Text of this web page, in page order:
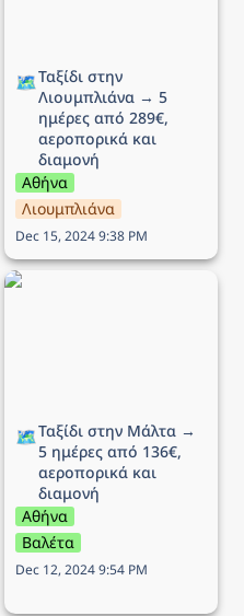
🗺️Ταξίδι στην
Λιουμπλιάνα → 5
ημέρες από 289€,
αεροπορικά και
διαμονή
Αθήνα
Λιουμπλιάνα
Dec 15, 2024 9:38 PM
Ταξίδι στην Μάλτα → 5
🗺️Ταξίδι στην Μάλτα →
5 ημέρες από 136€,
αεροπορικά και
διαμονή
Αθήνα
Βαλέτα
Dec 12, 2024 9:54 PM